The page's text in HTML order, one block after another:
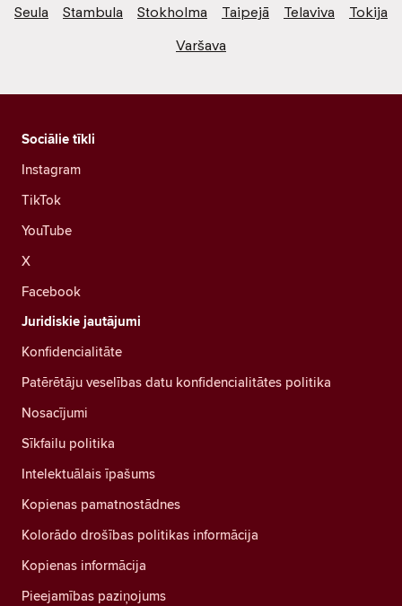
Seula
Stambula Stokholma Taipejā Telaviva
Tokija
Varšava
Sociālie tīkli
Instagram
TikTok
YouTube
X
Facebook
Juridiskie jautājumi
Konfidencialitāte
Patērētāju veselības datu konfidencialitātes politika
Nosacījumi
Sīkfailu politika
Intelektuālais īpašums
Kopienas pamatnostādnes
Kolorādo drošības politikas informācija
Kopienas informācija
Pieejamības paziņojums